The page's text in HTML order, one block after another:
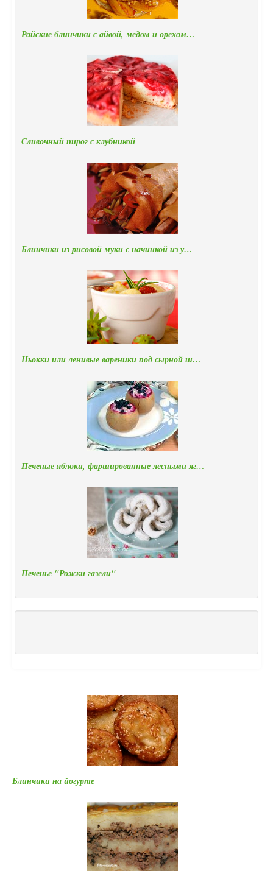
Райские блинчики с айвой, медом и орехам…
Сливочный пирог с клубникой
Блинчики из рисовой муки с начинкой из у…
Ньокки или ленивые вареники под сырной ш…
Печеные яблоки, фаршированные лесными яг…
Печенье "Рожки газели"
Блинчики на йогурте